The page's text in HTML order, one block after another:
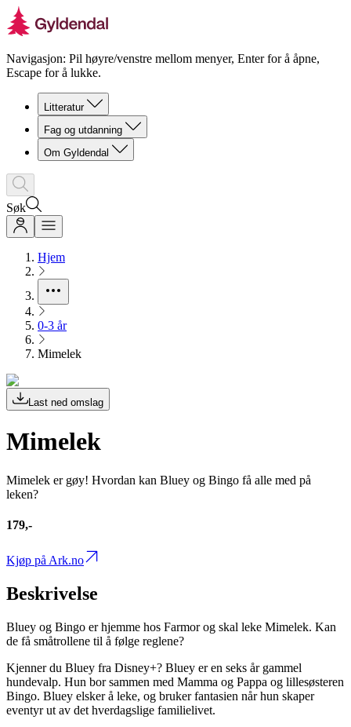
Navigasjon: Pil høyre/venstre mellom menyer, Enter for å åpne,
Escape for å lukke.
Litteratur
Fag og utdanning
Om Gyldendal
Søk
Hjem
0-3 år
Mimelek
Last ned omslag
Mimelek
Mimelek er gøy! Hvordan kan Bluey og Bingo få alle med på
leken?
179,-
Kjøp på Ark.no
Beskrivelse
Bluey og Bingo er hjemme hos Farmor og skal leke Mimelek. Kan
de få småtrollene til å følge reglene?
Kjenner du Bluey fra Disney+? Bluey er en seks år gammel
hundevalp. Hun bor sammen med Mamma og Pappa og lillesøsteren
Bingo. Bluey elsker å leke, og bruker fantasien når hun skaper
eventyr ut av det hverdagslige familielivet.